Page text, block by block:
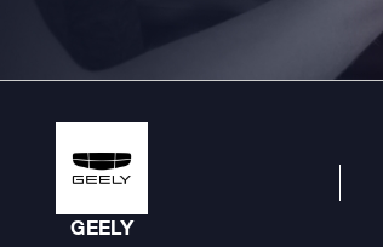
GEELY